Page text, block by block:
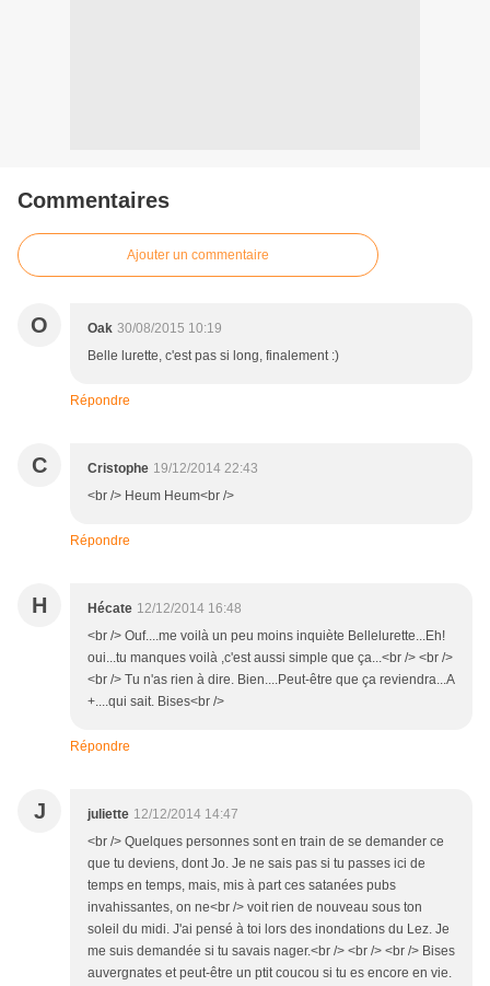
Commentaires
Ajouter un commentaire
O Oak 30/08/2015 10:19
Belle lurette, c'est pas si long, finalement :)
Répondre
C Cristophe 19/12/2014 22:43
<br /> Heum Heum<br />
Répondre
H Hécate 12/12/2014 16:48
<br /> Ouf....me voilà un peu moins inquiète Bellelurette...Eh!
oui...tu manques voilà ,c'est aussi simple que ça...<br /> <br />
<br /> Tu n'as rien à dire. Bien....Peut-être que ça reviendra...A
+....qui sait. Bises<br />
Répondre
J juliette 12/12/2014 14:47
<br /> Quelques personnes sont en train de se demander ce
que tu deviens, dont Jo. Je ne sais pas si tu passes ici de
temps en temps, mais, mis à part ces satanées pubs
invahissantes, on ne<br /> voit rien de nouveau sous ton
soleil du midi. J'ai pensé à toi lors des inondations du Lez. Je
me suis demandée si tu savais nager.<br /> <br /> <br /> Bises
auvergnates et peut-être un ptit coucou si tu es encore en vie.